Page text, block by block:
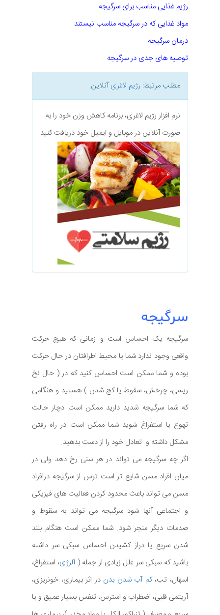
رژیم غذایی مناسب برای سرگیجه
مواد غذایی که در سرگیجه مناسب نیستند
درمان سرگیجه
توصیه های جدی در سرگیجه
مطلب مرتبط: رژیم لاغریآنلاین
نرم افزار رژیم لاغری، برنامه کاهش وزن خود را به
صورت آنلاین در موبایل و ایمیل خود دریافت کنید
سرگیجه
سرگیجه یک احساس است و زمانی که هیچ حرکت
واقعی وجود ندارد شما یا محیط اطرافتان در حال حرکت
بوده و شما ممکن است احساس کنید که در ( حال نخ
ریسی، چرخش، سقوط یا کج شدن ) هستید و هنگامی
که شما سرگیجه شدید دارید ممکن است دچار حالت
تهوع یا استفراغ شوید شما ممکن است در راه رفتن
مشکل داشته و تعادل خود را از دست بدهید.
اگر چه سرگیجه می تواند در هر سنی رخ دهد ولی در
میان افراد مسن شایع تر است ترس از سرگیجه درافراد
مسن می تواند باعث محدود کردن فعالیت های فیزیکی
و اجتماعی آنها شود سرگیجه می تواند به سقوط و
صدمات دیگر منجر شود. شما ممکن است هنگام بلند
شدن سریع یا دراز کشیدن احساس سبکی سر داشته
باشید که سبکی سر علل زیادی از جمله ( آلرژی، استفراغ،
اسهال، تب،کم آب شدن بدن در اثر بیماری، خونریزی،
آریتمی قلبی، اضطراب و استرس، تنفس بسیار عمیق و یا